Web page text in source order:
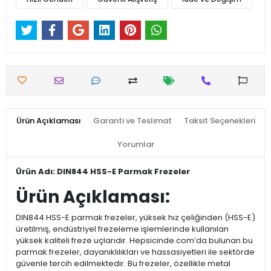
Ürün Açıklaması Garanti ve Teslimat Taksit Seçenekleri
Yorumlar
Ürün Adı: DIN844 HSS-E Parmak Frezeler
Ürün Açıklaması:
DIN844 HSS-E parmak frezeler, yüksek hız çeliğinden (HSS-E)
üretilmiş, endüstriyel frezeleme işlemlerinde kullanılan
yüksek kaliteli freze uçlarıdır. Hepsicinde.com’da bulunan bu
parmak frezeler, dayanıklılıkları ve hassasiyetleri ile sektörde
güvenle tercih edilmektedir. Bu frezeler, özellikle metal